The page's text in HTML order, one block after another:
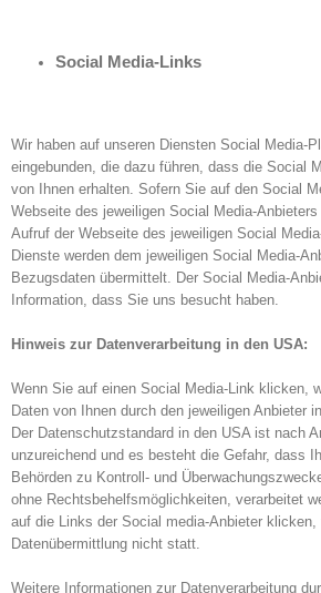
Social Media-Links
Wir haben auf unseren Diensten Social Media-
eingebunden, die dazu führen, dass die Social
von Ihnen erhalten. Sofern Sie auf den Social
Webseite des jeweiligen Social Media-
Aufruf der Webseite des jeweiligen Social
Dienste werden dem jeweiligen Social Media-
Bezugsdaten übermittelt. Der Social Media-
Information, dass Sie uns besucht haben.
Hinweis zur Datenverarbeitung in den USA:
Wenn Sie auf einen Social Media-Link klicken,
Daten von Ihnen durch den jeweiligen Anbieter
Der Datenschutzstandard in den USA ist nach
unzureichend und es besteht die Gefahr, dass
Behörden zu Kontroll- und
ohne Rechtsbehelfsmöglichkeiten, verarbeitet
auf die Links der Social media-Anbieter klicken,
Datenübermittlung nicht statt.
Weitere Informationen zur Datenverarbeitung